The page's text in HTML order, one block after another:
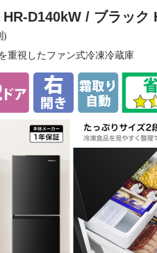
D140kW / ブラック
)
重視したファン式冷凍冷蔵庫